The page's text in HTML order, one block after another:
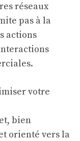
réseaux
pas à la
actions
votre
bien
orienté vers la